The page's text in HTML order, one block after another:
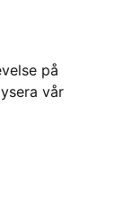
på
vår